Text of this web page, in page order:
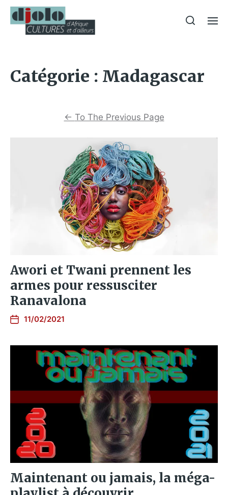
Catégorie : Madagascar
← To The Previous Page
Awori et Twani prennent les
armes pour ressusciter
Ranavalona
11/02/2021
Maintenant ou jamais, la méga-